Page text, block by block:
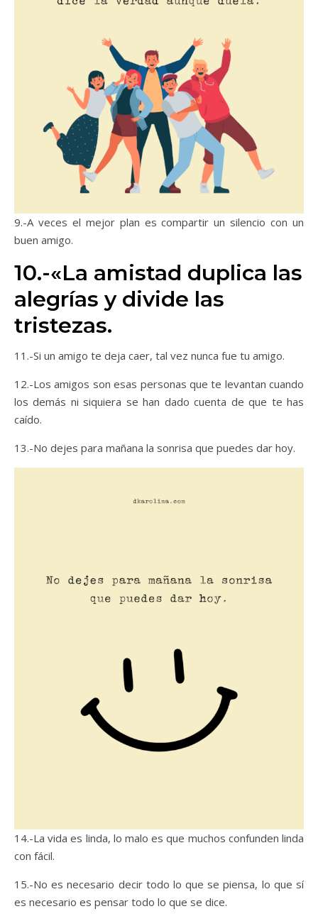
9.-A veces el mejor plan es compartir un silencio con un
buen amigo.
10.-«La amistad duplica las
alegrías y divide las
tristezas.
11.-Si un amigo te deja caer, tal vez nunca fue tu amigo.
12.-Los amigos son esas personas que te levantan cuando
los demás ni siquiera se han dado cuenta de que te has
caído.
13.-No dejes para mañana la sonrisa que puedes dar hoy.
14.-La vida es linda, lo malo es que muchos confunden linda
con fácil.
15.-No es necesario decir todo lo que se piensa, lo que sí
es necesario es pensar todo lo que se dice.